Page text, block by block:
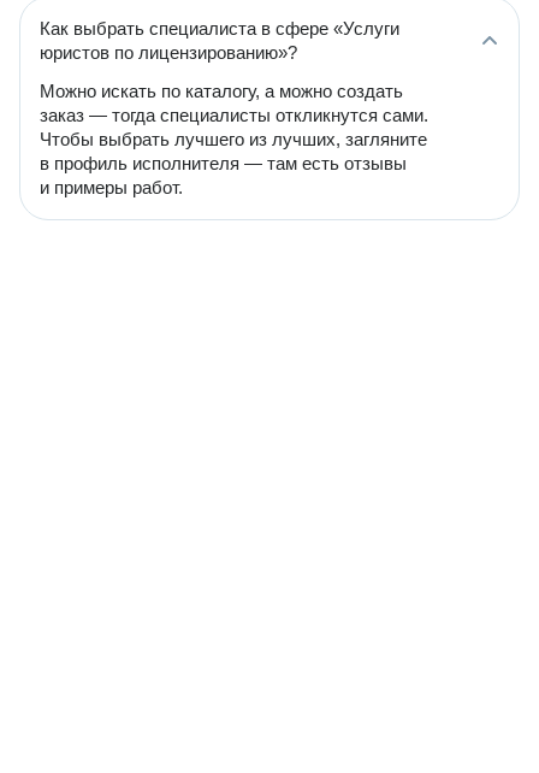
Как выбрать специалиста в сфере «Услуги
юристов по лицензированию»?
Можно искать по каталогу, а можно создать
заказ — тогда специалисты откликнутся сами.
Чтобы выбрать лучшего из лучших, загляните
в профиль исполнителя — там есть отзывы
и примеры работ.